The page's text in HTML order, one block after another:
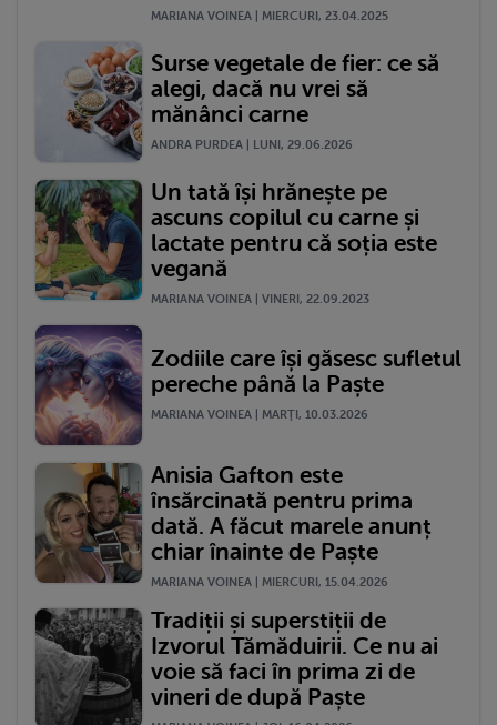
MARIANA VOINEA | MIERCURI, 23.04.2025
Surse vegetale de fier: ce să
alegi, dacă nu vrei să
mănânci carne
ANDRA PURDEA | LUNI, 29.06.2026
Un tată își hrănește pe
ascuns copilul cu carne și
lactate pentru că soția este
vegană
MARIANA VOINEA | VINERI, 22.09.2023
Zodiile care își găsesc sufletul
pereche până la Paște
MARIANA VOINEA | MARŢI, 10.03.2026
Anisia Gafton este
însărcinată pentru prima
dată. A făcut marele anunț
chiar înainte de Paște
MARIANA VOINEA | MIERCURI, 15.04.2026
Tradiții și superstiții de
Izvorul Tămăduirii. Ce nu ai
voie să faci în prima zi de
vineri de după Paște